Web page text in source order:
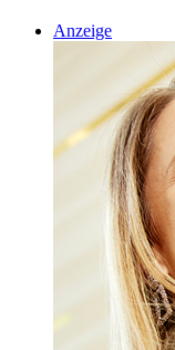
Anzeige